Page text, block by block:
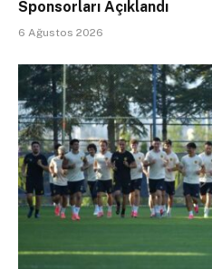
Sponsorları Açıklandı
6 Ağustos 2026